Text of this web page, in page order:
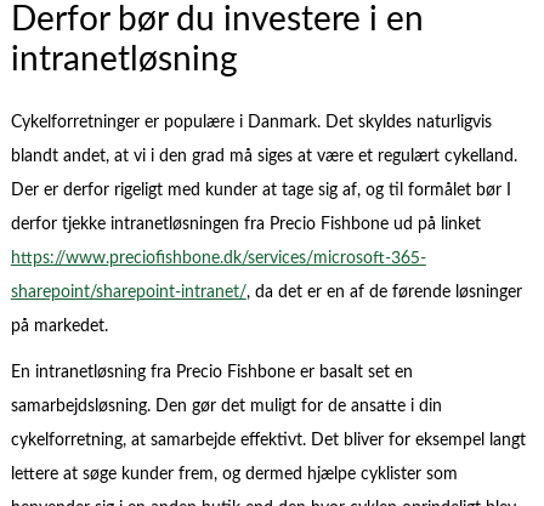
Derfor bør du investere i en
intranetløsning
Cykelforretninger er populære i Danmark. Det skyldes naturligvis
blandt andet, at vi i den grad må siges at være et regulært cykelland.
Der er derfor rigeligt med kunder at tage sig af, og til formålet bør I
derfor tjekke intranetløsningen fra Precio Fishbone ud på linket
https://www.preciofishbone.dk/services/microsoft-365-
sharepoint/sharepoint-intranet/, da det er en af de førende løsninger
på markedet.
En intranetløsning fra Precio Fishbone er basalt set en
samarbejdsløsning. Den gør det muligt for de ansatte i din
cykelforretning, at samarbejde effektivt. Det bliver for eksempel langt
lettere at søge kunder frem, og dermed hjælpe cyklister som